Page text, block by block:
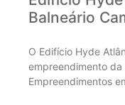
Balneário
O Edifício Hyde
empreendimento
Empreendimentos